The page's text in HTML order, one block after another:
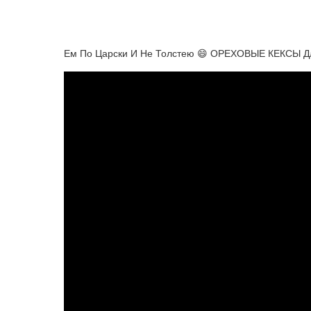
Ем По Царски И Не Толстею 😄 ОРЕХОВЫЕ